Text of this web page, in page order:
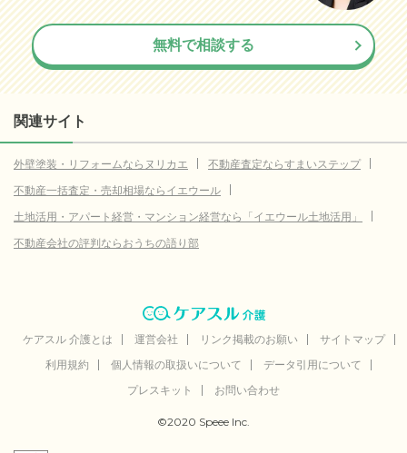
神戸市兵庫区(参考値) 7.9万円
芦屋市 69.8万円
高砂市(参考値) 14.2万円
小野市(参考値)
加西市(参考値) 13.0
丹波市(参考値) 11.6
朝来市(参考値)
加東市 (参考値) 29.8 万円
たつの市(参考値) 6.6
無料で相談する
関連サイト
外壁塗装・リフォームならヌリカエ
不動産査定ならすまいステップ
不動産一括査定・売却相場ならイエウール
土地活用・アパート経営・マンション経営なら「イエウール土地活用」
不動産会社の評判ならおうちの語り部
ケアスル 介護とは 運営会社 リンク掲載のお願い
サイトマップ
利用規約
個人情報の取扱いについて
データ引用について
プレスキット
お問い合わせ
©2020 Speee Inc.